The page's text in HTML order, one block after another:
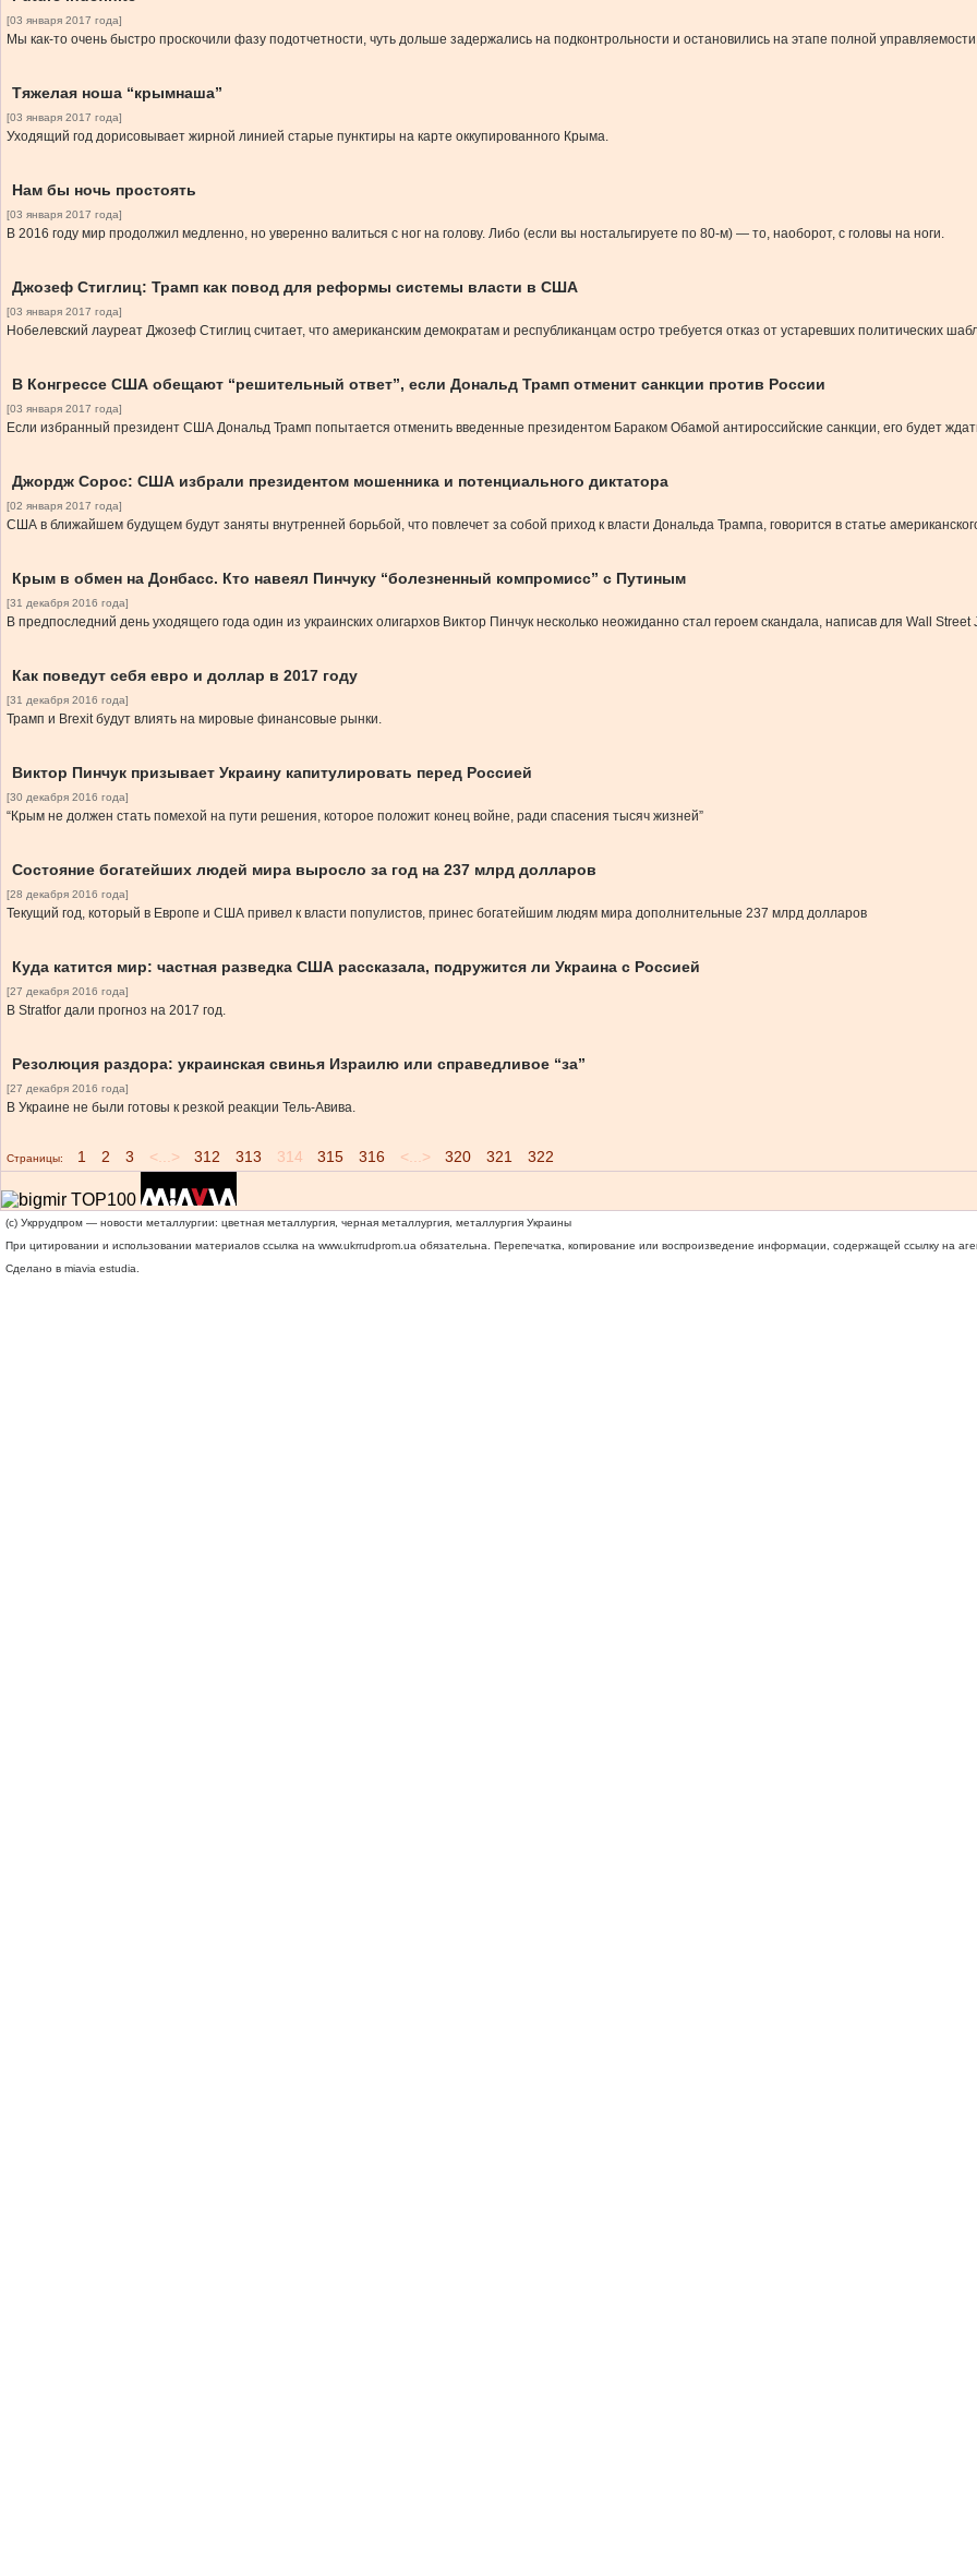
[03 января 2017 года]
Мы как-то очень быстро проскочили фазу подотчетности, чуть дольше задержались на подконтрольности и остановились на этапе полной
Тяжелая ноша “крымнаша”
[03 января 2017 года]
Уходящий год дорисовывает жирной линией старые пунктиры на карте оккупированного Крыма.
Нам бы ночь простоять
[03 января 2017 года]
В 2016 году мир продолжил медленно, но уверенно валиться с ног на голову. Либо (если вы ностальгируете по 80-м) — то, наоборот, с головы на ноги.
Джозеф Стиглиц: Трамп как повод для реформы системы власти в США
[03 января 2017 года]
Нобелевский лауреат Джозеф Стиглиц считает, что американским демократам и республиканцам остро требуется отказ от устаревших политических
В Конгрессе США обещают “решительный ответ”, если Дональд Трамп отменит санкции против России
[03 января 2017 года]
Если избранный президент США Дональд Трамп попытается отменить введенные президентом Бараком Обамой антироссийские санкции, его будет
Джордж Сорос: США избрали президентом мошенника и потенциального диктатора
[02 января 2017 года]
США в ближайшем будущем будут заняты внутренней борьбой, что повлечет за собой приход к власти Дональда Трампа, говорится в статье
Крым в обмен на Донбасс. Кто навеял Пинчуку “болезненный компромисс” с Путиным
[31 декабря 2016 года]
В предпоследний день уходящего года один из украинских олигархов Виктор Пинчук несколько неожиданно стал героем скандала, написав для Wall
Как поведут себя евро и доллар в 2017 году
[31 декабря 2016 года]
Трамп и Brexit будут влиять на мировые финансовые рынки.
Виктор Пинчук призывает Украину капитулировать перед Россией
[30 декабря 2016 года]
“Крым не должен стать помехой на пути решения, которое положит конец войне, ради спасения тысяч жизней”
Состояние богатейших людей мира выросло за год на 237 млрд долларов
[28 декабря 2016 года]
Текущий год, который в Европе и США привел к власти популистов, принес богатейшим людям мира дополнительные 237 млрд долларов
Куда катится мир: частная разведка США рассказала, подружится ли Украина с Россией
[27 декабря 2016 года]
В Stratfor дали прогноз на 2017 год.
Резолюция раздора: украинская свинья Израилю или справедливое “за”
[27 декабря 2016 года]
В Украине не были готовы к резкой реакции Тель-Авива.
Страницы: 1 2 3 <...> 312 313 314 315 316 <...> 320 321 322
(c) Укррудпром — новости металлургии: цветная металлургия, черная металлургия, металлургия Украины
При цитировании и использовании материалов ссылка на www.ukrrudprom.ua обязательна. Перепечатка, копирование или воспроизведение информации, содержащей ссылку на
Сделано в miavia estudia.